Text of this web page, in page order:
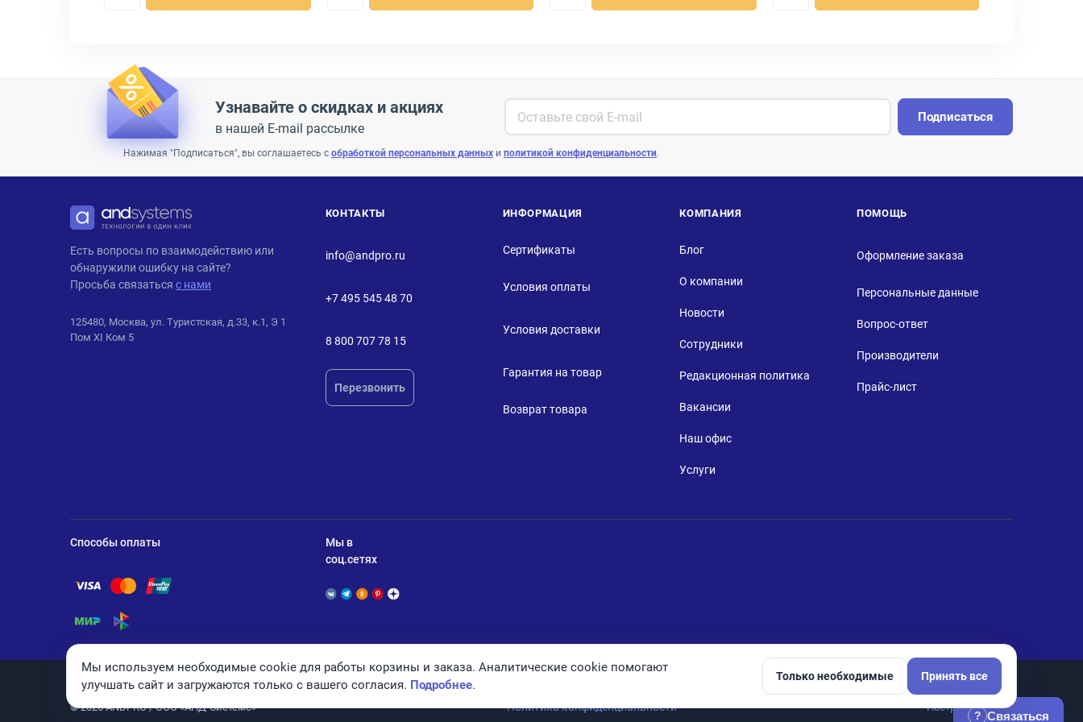
Узнавайте о скидках и акциях
в нашей E-mail рассылке
Подписаться
Нажимая "Подписаться", вы соглашаетесь с обработкой персональных данных и политикой конфиденциальности.
ANDPRO
Есть вопросы по взаимодействию или
обнаружили ошибку на сайте?
Просьба связаться с нами
125480, Москва, ул. Туристская, д.33, к.1, Э 1
Пом XI Ком 5
КОНТАКТЫ
info@andpro.ru
+7 495 545 48 70
8 800 707 78 15
Перезвонить
ИНФОРМАЦИЯ
Сертификаты
Условия оплаты
Условия доставки
Гарантия на товар
Возврат товара
КОМПАНИЯ
Блог
О компании
Новости
Сотрудники
Редакционная политика
Вакансии
Наш офис
Услуги
ПОМОЩЬ
Оформление заказа
Персональные данные
Вопрос-ответ
Производители
Прайс-лист
Способы оплаты
Помощь по оплате Visa
Помощь по оплате Mastercard
Помощь по оплате UnionPay
Помощь по оплате Мир
Помощь по оплате СБП
Мы в
соц.сетях
© 2026 ANDPRO / ООО «АНД-Системс» Политика конфиденциальности Настройки cookie
? Связаться
Мы используем необходимые cookie для работы корзины и заказа. Аналитические cookie помогают
улучшать сайт и загружаются только с вашего согласия. Подробнее.
Только необходимые Принять все